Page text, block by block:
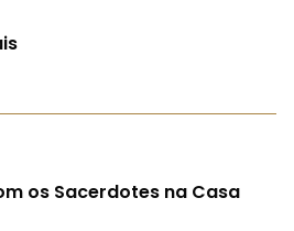
os Sacerdotes na Casa